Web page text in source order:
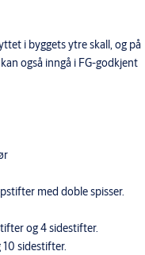
i byggets ytre skall, og på
også inngå i FG-godkjent
med doble spisser.
og 4 sidestifter.
sidestifter.